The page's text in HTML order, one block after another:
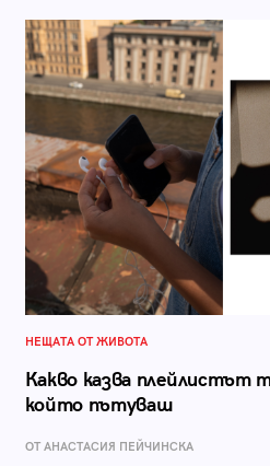
НЕЩАТА ОТ ЖИВОТА
Какво казва плейлистът
който пътуваш
ОТ AНАСТАСИЯ ПЕЙЧИНСКА